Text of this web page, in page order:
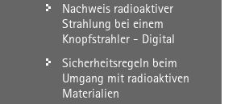
Nachweis radioaktiver
Strahlung bei einem
Knopfstrahler - Digital
Sicherheitsregeln beim
Umgang mit radioaktiven
Materialien